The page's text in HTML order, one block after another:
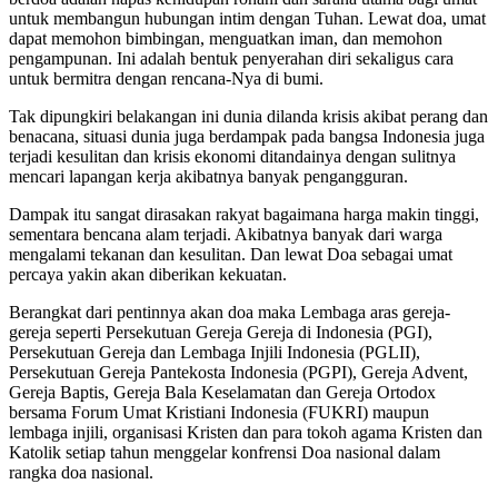
untuk membangun hubungan intim dengan Tuhan. Lewat doa, umat
dapat memohon bimbingan, menguatkan iman, dan memohon
pengampunan. Ini adalah bentuk penyerahan diri sekaligus cara
untuk bermitra dengan rencana-Nya di bumi.
Tak dipungkiri belakangan ini dunia dilanda krisis akibat perang dan
benacana, situasi dunia juga berdampak pada bangsa Indonesia juga
terjadi kesulitan dan krisis ekonomi ditandainya dengan sulitnya
mencari lapangan kerja akibatnya banyak pengangguran.
Dampak itu sangat dirasakan rakyat bagaimana harga makin tinggi,
sementara bencana alam terjadi. Akibatnya banyak dari warga
mengalami tekanan dan kesulitan. Dan lewat Doa sebagai umat
percaya yakin akan diberikan kekuatan.
Berangkat dari pentinnya akan doa maka Lembaga aras gereja-
gereja seperti Persekutuan Gereja Gereja di Indonesia (PGI),
Persekutuan Gereja dan Lembaga Injili Indonesia (PGLII),
Persekutuan Gereja Pantekosta Indonesia (PGPI), Gereja Advent,
Gereja Baptis, Gereja Bala Keselamatan dan Gereja Ortodox
bersama Forum Umat Kristiani Indonesia (FUKRI) maupun
lembaga injili, organisasi Kristen dan para tokoh agama Kristen dan
Katolik setiap tahun menggelar konfrensi Doa nasional dalam
rangka doa nasional.